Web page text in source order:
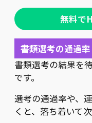
無料で
書類選考の通過
書類選考の結果を
です。
選考の通過率や、
くと、落ち着いて